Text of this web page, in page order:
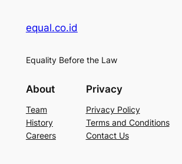
equal.co.id
Equality Before the Law
About
Team
History
Careers
Privacy
Privacy Policy
Terms and Conditions
Contact Us